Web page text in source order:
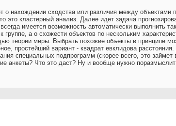
о нахождении сходства или различия между
это кластерный анализ. Далее идет задача
имеется возможность автоматически выполнить
а о схожести объектов по нескольким
теории меры. Выбрать похожие объекты в принципе
простейший вариант - квадрат евклидова
специальных подпрограмм (скорее всего, это
анкеты? Что это даст? Ну и вообще нужно